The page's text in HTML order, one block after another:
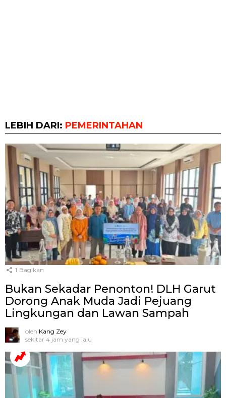
LEBIH DARI: PEMERINTAHAN
1 Bagikan
Bukan Sekadar Penonton! DLH Garut
Dorong Anak Muda Jadi Pejuang
Lingkungan dan Lawan Sampah
oleh Kang Zey
sekitar 4 jam yang lalu